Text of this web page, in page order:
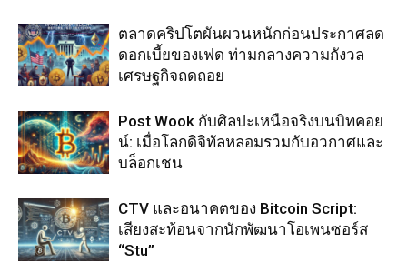
ตลาดคริปโตผันผวนหนักก่อนประกาศลด
ดอกเบี้ยของเฟด ท่ามกลางความกังวล
เศรษฐกิจถดถอย
Post Wook กับศิลปะเหนือจริงบนบิทคอย
น์: เมื่อโลกดิจิทัลหลอมรวมกับอวกาศและ
บล็อกเชน
CTV และอนาคตของ Bitcoin Script:
เสียงสะท้อนจากนักพัฒนาโอเพนซอร์ส
“Stu”